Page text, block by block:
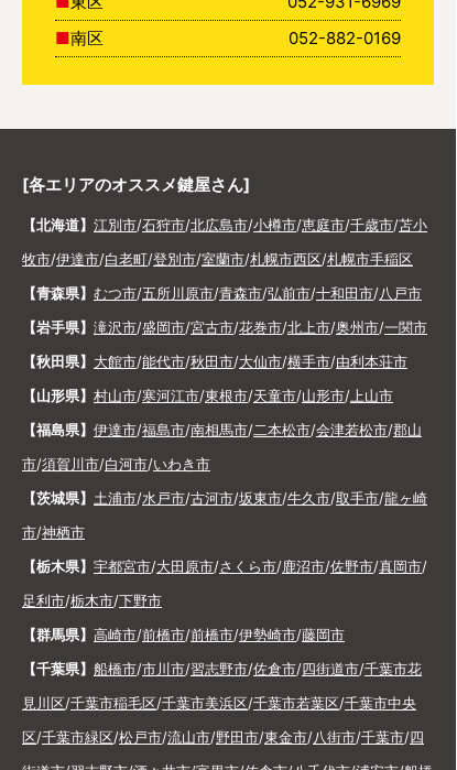
南区
052-882-0169
[各エリアのオススメ鍵屋さん]
【北海道】 江別市/石狩市/北広島市/小樽市/恵庭市/千歳市/苫小
牧市/伊達市/白老町/登別市/室蘭市/札幌市西区/札幌市手稲区
【青森県】 むつ市/五所川原市/青森市/弘前市/十和田市/八戸市
【岩手県】 滝沢市/盛岡市/宮古市/花巻市/北上市/奥州市/一関市
【秋田県】 大館市/能代市/秋田市/大仙市/横手市/由利本荘市
【山形県】 村山市/寒河江市/東根市/天童市/山形市/ 上山市
【福島県】 伊達市/福島市/南相馬市/二本松市/会津若松市/郡山
市/須賀川市/白河市/いわき市
【茨城県】 土浦市/水戸市/古河市/坂東市/牛久市/取手市/龍ヶ崎
市/神栖市
【栃木県】 宇都宮市/大田原市/さくら市/鹿沼市/佐野市/真岡市/
足利市/栃木市/下野市
【群馬県】 高崎市/前橋市/前橋市/伊勢崎市/藤岡市
【千葉県】 船橋市/市川市/習志野市/佐倉市/四街道市/千葉市花
見川区/千葉市稲毛区/千葉市美浜区/千葉市若葉区/千葉市中央
区/千葉市緑区/松戸市/流山市/野田市/東金市/八街市/千葉市/四